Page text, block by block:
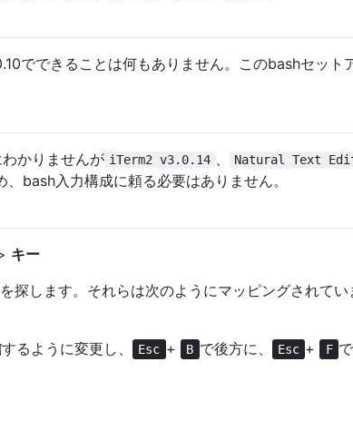
でできることは何もありません。このbashセット
わかりませんが iTerm2 v3.0.14 Natural Text
bash入力構成に頼る必要はありません。
キー
します。それらは次のようにマッピングされてい
するように変更し、 Esc + B で後方に、 Esc + F